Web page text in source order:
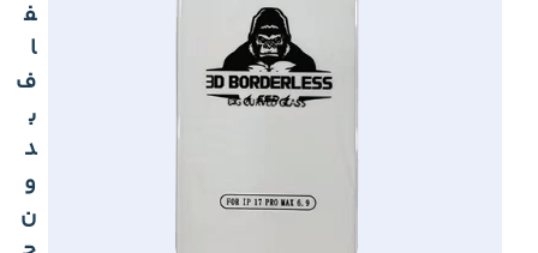
ف
ا
ف
ب
د
و
ن